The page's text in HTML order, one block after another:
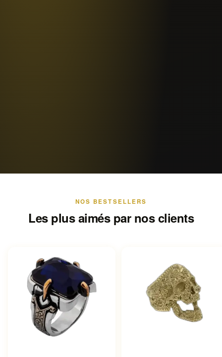
NOS BESTSELLERS
Les plus aimés par nos clients